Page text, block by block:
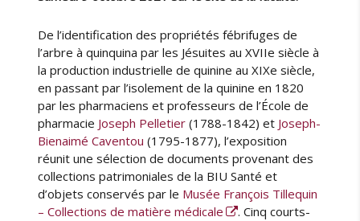
De l’identification des propriétés fébrifuges de
l’arbre à quinquina par les Jésuites au XVIIe siècle à
la production industrielle de quinine au XIXe siècle,
en passant par l’isolement de la quinine en 1820
par les pharmaciens et professeurs de l’École de
pharmacie Joseph Pelletier (1788-1842) et Joseph-
Bienaimé Caventou (1795-1877), l’exposition
réunit une sélection de documents provenant des
collections patrimoniales de la BIU Santé et
d’objets conservés par le Musée François Tillequin
– Collections de matière médicale
. Cinq courts-